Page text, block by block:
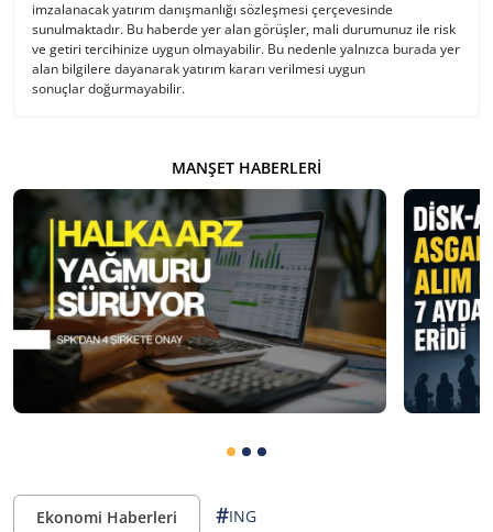
imzalanacak yatırım danışmanlığı sözleşmesi çerçevesinde
sunulmaktadır. Bu haberde yer alan görüşler, mali durumunuz ile risk
ve getiri tercihinize uygun olmayabilir. Bu nedenle yalnızca burada yer
alan bilgilere dayanarak yatırım kararı verilmesi uygun
sonuçlar doğurmayabilir.
MANŞET HABERLERI
Ekonomi Haberleri #ING